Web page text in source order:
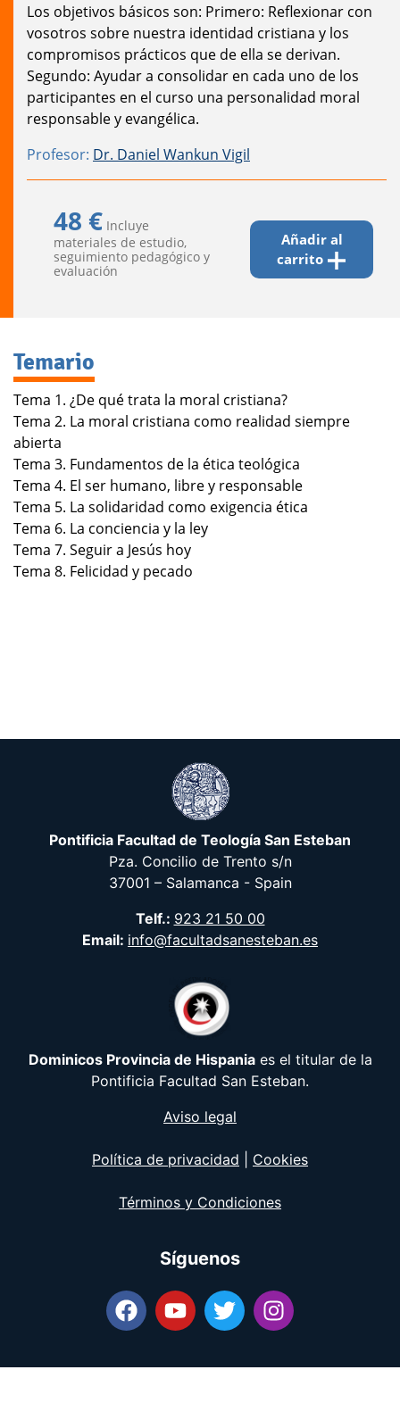
Los objetivos básicos son: Primero: Reflexionar con
vosotros sobre nuestra identidad cristiana y los
compromisos prácticos que de ella se derivan.
Segundo: Ayudar a consolidar en cada uno de los
participantes en el curso una personalidad moral
responsable y evangélica.
Profesor: Dr. Daniel Wankun Vigil
48 € Incluye
materiales de estudio,
seguimiento pedagógico y
evaluación
Añadir al
carrito
Temario
Tema 1. ¿De qué trata la moral cristiana?
Tema 2. La moral cristiana como realidad siempre
abierta
Tema 3. Fundamentos de la ética teológica
Tema 4. El ser humano, libre y responsable
Tema 5. La solidaridad como exigencia ética
Tema 6. La conciencia y la ley
Tema 7. Seguir a Jesús hoy
Tema 8. Felicidad y pecado
Pontificia Facultad de Teología San Esteban
Pza. Concilio de Trento s/n
37001 – Salamanca - Spain
Telf.: 923 21 50 00
Email: info@facultadsanesteban.es
Dominicos Provincia de Hispaniaes el titular de la
Pontificia Facultad San Esteban.
Aviso legal
Política de privacidad Cookies
Términos y Condiciones
Síguenos